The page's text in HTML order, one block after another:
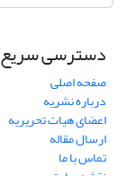
دسترسی سریع
صفحه اصلی
درباره نشریه
اعضای هیات تحریریه
ارسال مقاله
تماس با ما